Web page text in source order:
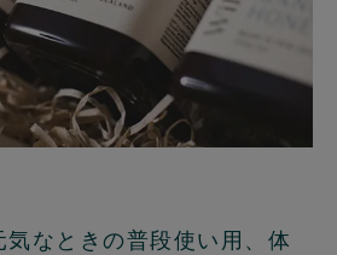
なときの普段使い用、体